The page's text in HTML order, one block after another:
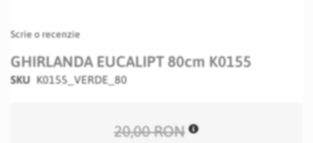
to
beginning
of
Scrie o recenzie
GHIRLANDA EUCALIPT 80cm K0155
SKU K0155_VERDE_80
20,00 RON